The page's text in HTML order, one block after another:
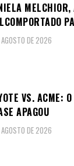
MELCHIOR,
DE 2026
VS. ACME:
APAGOU
DE 2026